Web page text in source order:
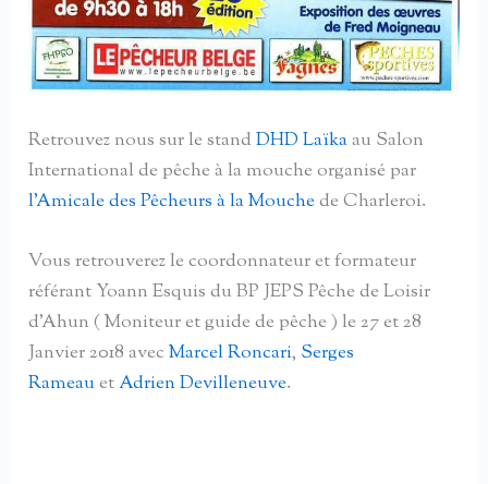
Retrouvez nous sur le standDHD Laïkaau Salon
International de pêche à la mouche organisé par
l’Amicale des Pêcheurs à la Mouchede Charleroi.
Vous retrouverez le coordonnateur et formateur
référant Yoann Esquis du BP JEPS Pêche de Loisir
d’Ahun ( Moniteur et guide de pêche ) le 27 et 28
Janvier 2018 avecMarcel Roncari, Serges
RameauetAdrien Devilleneuve.